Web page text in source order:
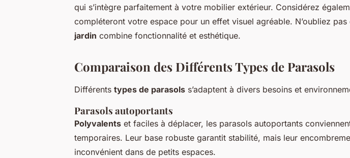
qui s’intègre parfaitement à votre mobilier extérieur. Considérez
compléteront votre espace pour un effet visuel agréable. N’oubliez pas
jardin combine fonctionnalité et esthétique.
Comparaison des Différents Types de Parasols
Différents types de parasols s’adaptent à divers besoins et
Parasols autoportants
Polyvalents et faciles à déplacer, les parasols autoportants
temporaires. Leur base robuste garantit stabilité, mais leur
inconvénient dans de petits espaces.